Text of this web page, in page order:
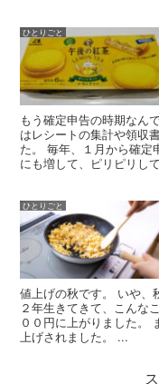
ひとりごと
もう確定申告の時期なん
はレシートの集計や領収
た。 毎年、１月から確定
にも増して、ピリピリし
ひとりごと
値上げの秋です。 いや、
２年生きてきて、こんな
００円に上がりました。
上げされました。 ...